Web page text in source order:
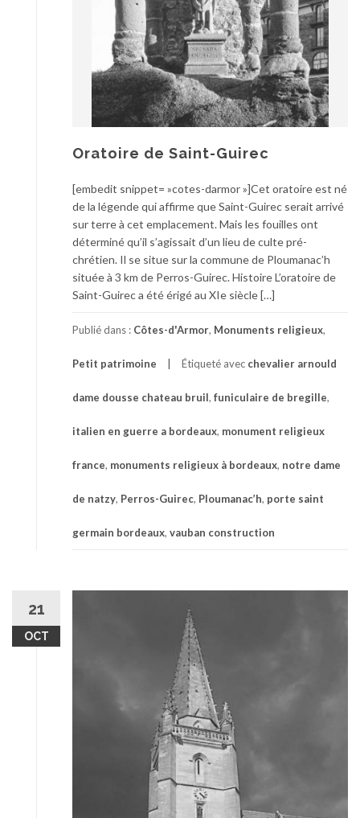
Oratoire de Saint-Guirec
[embedit snippet= »cotes-darmor »]Cet oratoire est né
de la légende qui affirme que Saint-Guirec serait arrivé
sur terre à cet emplacement. Mais les fouilles ont
déterminé qu’il s’agissait d’un lieu de culte pré-
chrétien. Il se situe sur la commune de Ploumanac’h
située à 3 km de Perros-Guirec. Histoire L’oratoire de
Saint-Guirec a été érigé au XIe siècle […]
Publié dans : Côtes-d'Armor, Monuments religieux,
Petit patrimoine Étiqueté avec chevalier arnould
dame dousse chateau bruil, funiculaire de bregille,
italien en guerre a bordeaux, monument religieux
france, monuments religieux à bordeaux, notre dame
de natzy, Perros-Guirec, Ploumanac’h, porte saint
germain bordeaux, vauban construction
21
OCT